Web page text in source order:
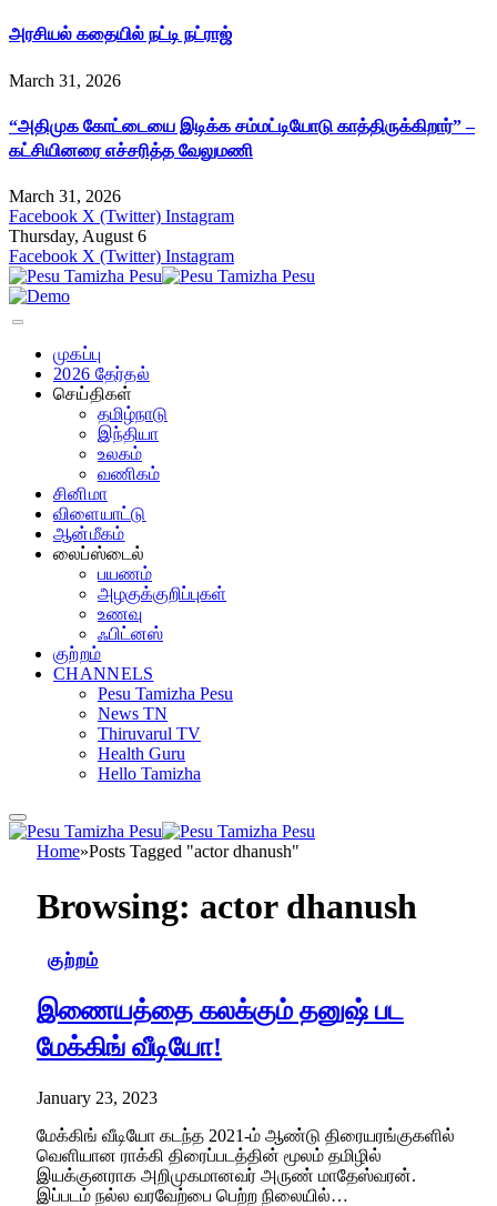
அரசியல் கதையில் நட்டி நட்ராஜ்
March 31, 2026
“அதிமுக கோட்டையை இடிக்க சம்மட்டியோடு காத்திருக்கிறார்” –
கட்சியினரை எச்சரித்த வேலுமணி
March 31, 2026
Facebook X (Twitter) Instagram
Thursday, August 6
Facebook X (Twitter) Instagram
முகப்பு
2026 தேர்தல்
செய்திகள்
தமிழ்நாடு
இந்தியா
உலகம்
வணிகம்
சினிமா
விளையாட்டு
ஆன்மீகம்
லைப்ஸ்டைல்
பயணம்
அழகுக்குறிப்புகள்
உணவு
ஃபிட்னஸ்
குற்றம்
CHANNELS
Pesu Tamizha Pesu
News TN
Thiruvarul TV
Health Guru
Hello Tamizha
Home»Posts Tagged "actor dhanush"
Browsing: actor dhanush
குற்றம்
இணையத்தை கலக்கும் தனுஷ் பட
மேக்கிங் வீடியோ!
January 23, 2023
மேக்கிங் வீடியோ கடந்த 2021-ம் ஆண்டு திரையரங்குகளில்
வெளியான ராக்கி திரைப்படத்தின் மூலம் தமிழில்
இயக்குனராக அறிமுகமானவர் அருண் மாதேஸ்வரன்.
இப்படம் நல்ல வரவேற்பை பெற்ற நிலையில்…